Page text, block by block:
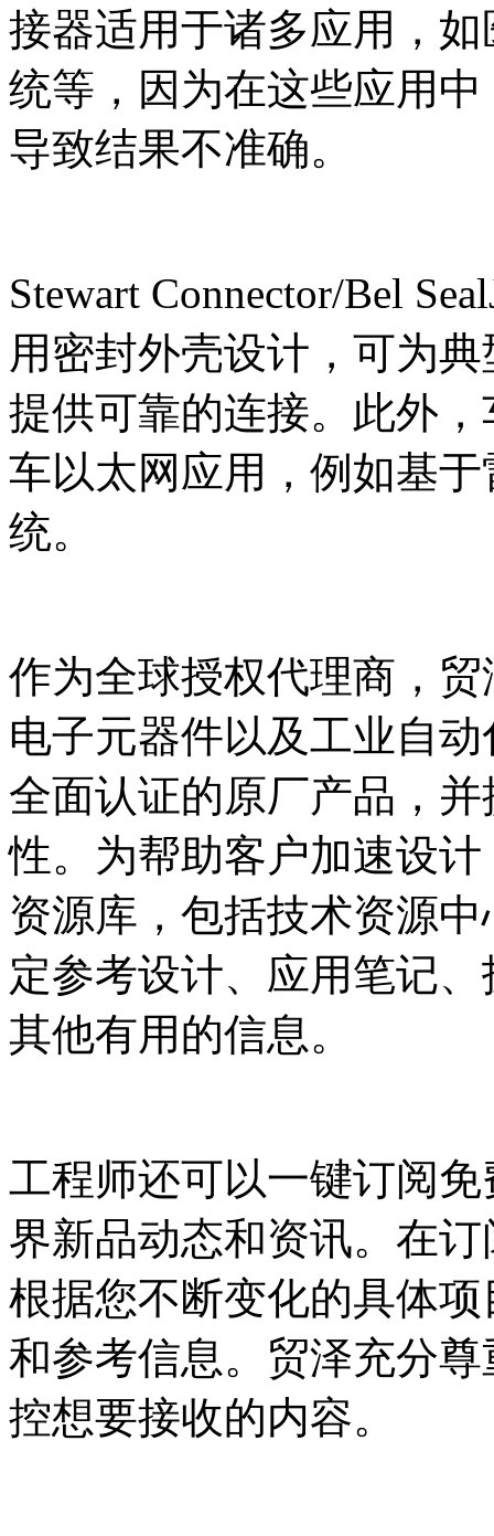
接器适用于诸多应用，
统等，因为在这些应用
导致结果不准确。
Stewart Connector/Bel
用密封外壳设计，可为
提供可靠的连接。此外
车以太网应用，例如基
统。
作为全球授权代理商，
电子元器件以及工业自
全面认证的原厂产品，
性。为帮助客户加速设
资源库，包括技术资源
定参考设计、应用笔记
其他有用的信息。
工程师还可以一键订阅
界新品动态和资讯。在
根据您不断变化的具体
和参考信息。贸泽充分
控想要接收的内容。